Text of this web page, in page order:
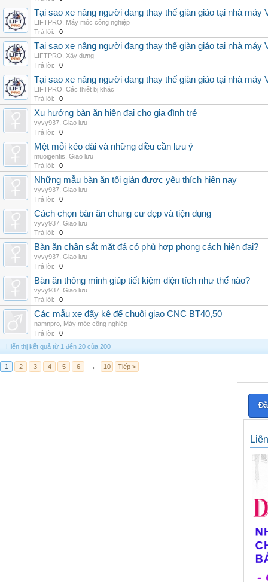
Tại sao xe nâng người đang thay thế giàn giáo tại nhà máy
LIFTPRO
Máy móc công nghiệp
Trả lời:
0
Tại sao xe nâng người đang thay thế giàn giáo tại nhà máy
LIFTPRO
Xây dựng
Trả lời:
0
Tại sao xe nâng người đang thay thế giàn giáo tại nhà máy
LIFTPRO Các thiết bị khác
Trả lời:
0
Xu hướng bàn ăn hiện đại cho gia đình trẻ
vyvy937 Giao lưu
Trả lời:
0
Mệt mỏi kéo dài và những điều cần lưu ý
muoigentis Giao lưu
Trả lời:
0
Những mẫu bàn ăn tối giản được yêu thích hiện nay
vyvy937 Giao lưu
Trả lời:
0
Cách chọn bàn ăn chung cư đẹp và tiện dụng
vyvy937 Giao lưu
Trả lời:
0
Bàn ăn chân sắt mặt đá có phù hợp phong cách hiện đại?
vyvy937 Giao lưu
Trả lời:
0
Bàn ăn thông minh giúp tiết kiệm diện tích như thế nào?
vyvy937 Giao lưu
Trả lời:
0
Các mẫu xe đẩy kệ để chuôi giao CNC BT40,50
namnpro Máy móc công nghiệp
Trả lời:
0
Hiển thị kết quả từ 1 đến 20 của 200
1 2 3 4 5 6 → 10 Tiếp >